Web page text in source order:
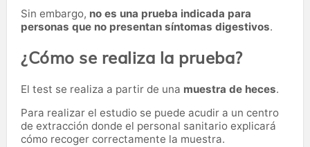
Sin embargo, no es una prueba indicada para
personas que no presentan síntomas digestivos.
¿Cómo se realiza la prueba?
El test se realiza a partir de una muestra de heces.
Para realizar el estudio se puede acudir a un centro
de extracción donde el personal sanitario explicará
cómo recoger correctamente la muestra.